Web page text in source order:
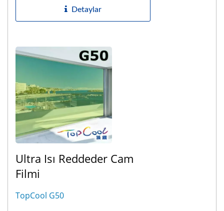
Detaylar
Ultra Isı Reddeder Cam
Filmi
TopCool G50